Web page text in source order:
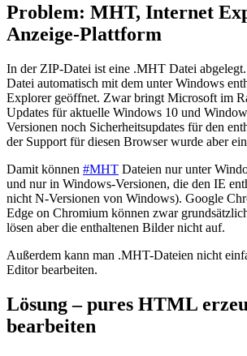
Problem: MHT, Internet
Anzeige-Plattform
In der ZIP-Datei ist eine .MHT Datei
Datei automatisch mit dem unter Windows
Explorer geöffnet. Zwar bringt Microsoft im
Updates für aktuelle Windows 10 und
Versionen noch Sicherheitsupdates für den
der Support für diesen Browser wurde aber
Damit können #MHT Dateien nur unter
und nur in Windows-Versionen, die den IE
nicht N-Versionen von Windows). Google
Edge on Chromium können zwar
lösen aber die enthaltenen Bilder nicht auf.
Außerdem kann man .MHT-Dateien nicht
Editor bearbeiten.
Lösung – pures HTML
bearbeiten